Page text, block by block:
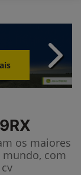
os maiores
com